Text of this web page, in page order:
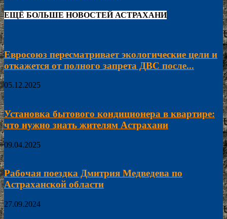
ЕЩЁ БОЛЬШЕ НОВОСТЕЙ АСТРАХАНИ
Евросоюз пересматривает экологические цели и
откажется от полного запрета ДВС после...
05.12.2025
Установка бытового кондиционера в квартире:
что нужно знать жителям Астрахани
09.04.2025
Рабочая поездка Дмитрия Медведева по
Астраханской области
27.09.2024